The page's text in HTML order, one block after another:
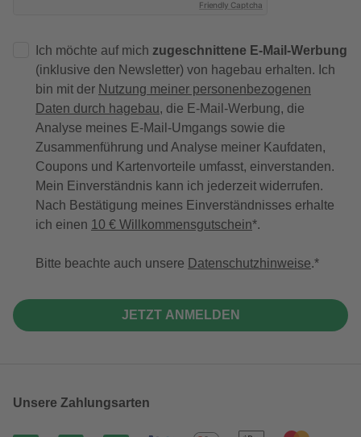
Friendly Captcha
Ich möchte auf mich zugeschnittene E-Mail-Werbung
(inklusive den Newsletter) von hagebau erhalten. Ich
bin mit der Nutzung meiner personenbezogenen
Daten durch hagebau, die E-Mail-Werbung, die
Analyse meines E-Mail-Umgangs sowie die
Zusammenführung und Analyse meiner Kaufdaten,
Coupons und Kartenvorteile umfasst, einverstanden.
Mein Einverständnis kann ich jederzeit widerrufen.
Nach Bestätigung meines Einverständnisses erhalte
ich einen 10 € Willkommensgutschein*.
Bitte beachte auch unsere Datenschutzhinweise.
JETZT ANMELDEN
Unsere Zahlungsarten